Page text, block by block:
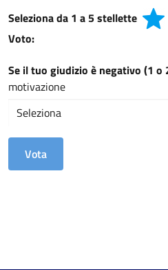
Seleziona da 1 a 5 stellette
Voto:
Se il tuo giudizio è negativo (1 o
motivazione